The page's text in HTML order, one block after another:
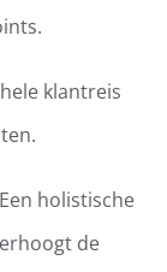
klantreis
holistische
de